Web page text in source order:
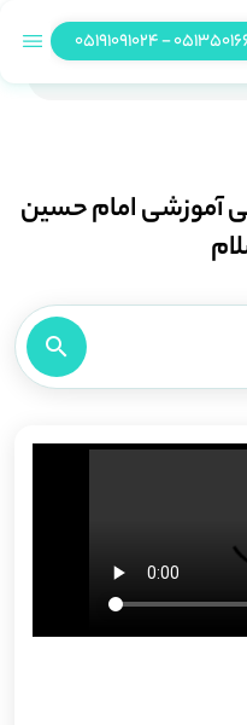
05135016600 -
آموزشی امام حسین